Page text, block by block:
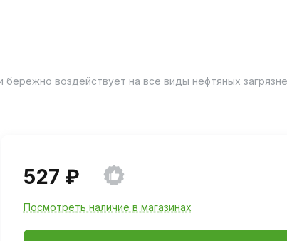
воздействует на все виды нефтяных
527 ₽
Посмотреть наличие в магазинах